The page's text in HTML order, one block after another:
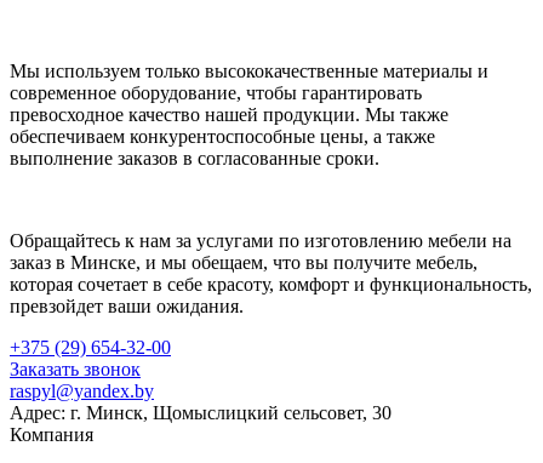
Мы используем только высококачественные материалы и
современное оборудование, чтобы гарантировать
превосходное качество нашей продукции. Мы также
обеспечиваем конкурентоспособные цены, а также
выполнение заказов в согласованные сроки.
Обращайтесь к нам за услугами по изготовлению мебели на
заказ в Минске, и мы обещаем, что вы получите мебель,
которая сочетает в себе красоту, комфорт и функциональность,
превзойдет ваши ожидания.
+375 (29) 654-32-00
Заказать звонок
raspyl@yandex.by
Адрес: г. Минск, Щомыслицкий сельсовет, 30
Компания